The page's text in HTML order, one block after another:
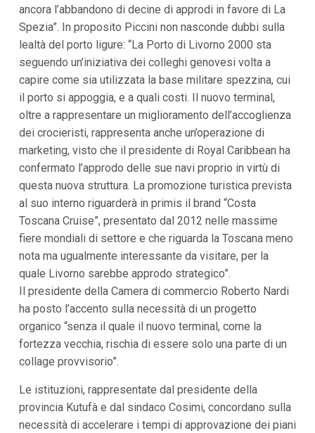
ancora l’abbandono di decine di approdi in favore di La
Spezia”. In proposito Piccini non nasconde dubbi sulla
lealtà del porto ligure: “La Porto di Livorno 2000 sta
seguendo un’iniziativa dei colleghi genovesi volta a
capire come sia utilizzata la base militare spezzina, cui
il porto si appoggia, e a quali costi. Il nuovo terminal,
oltre a rappresentare un miglioramento dell’accoglienza
dei crocieristi, rappresenta anche un’operazione di
marketing, visto che il presidente di Royal Caribbean ha
confermato l’approdo delle sue navi proprio in virtù di
questa nuova struttura. La promozione turistica prevista
al suo interno riguarderà in primis il brand “Costa
Toscana Cruise”, presentato dal 2012 nelle massime
fiere mondiali di settore e che riguarda la Toscana meno
nota ma ugualmente interessante da visitare, per la
quale Livorno sarebbe approdo strategico”.
Il presidente della Camera di commercio Roberto Nardi
ha posto l’accento sulla necessità di un progetto
organico “senza il quale il nuovo terminal, come la
fortezza vecchia, rischia di essere solo una parte di un
collage provvisorio”.
Le istituzioni, rappresentate dal presidente della
provincia Kutufà e dal sindaco Cosimi, concordano sulla
necessità di accelerare i tempi di approvazione dei piani